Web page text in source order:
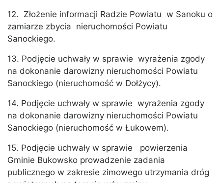
12. Złożenie informacji Radzie Powiatu w Sanoku o
zamiarze zbycia nieruchomości Powiatu
Sanockiego.
13. Podjęcie uchwały w sprawie wyrażenia zgody
na dokonanie darowizny nieruchomości Powiatu
Sanockiego (nieruchomość w Dołżycy).
14. Podjęcie uchwały w sprawie wyrażenia zgody
na dokonanie darowizny nieruchomości Powiatu
Sanockiego (nieruchomość w Łukowem).
15. Podjęcie uchwały w sprawie powierzenia
Gminie Bukowsko prowadzenie zadania
publicznego w zakresie zimowego utrzymania dróg